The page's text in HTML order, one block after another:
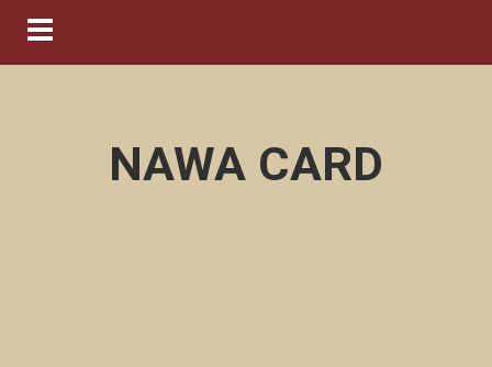
Navigation ein-/ausblenden
NAWA CARD